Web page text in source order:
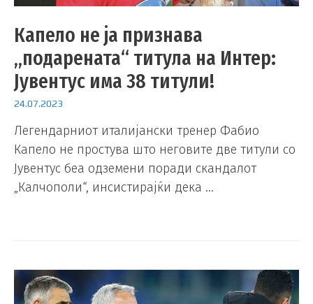
Капело не ја признава
„подарената“ титула на Интер:
Јувентус има 38 титули!
24.07.2023
Легендарниот италијански тренер Фабио
Капело не простува што неговите две титули со
Јувентус беа одземени поради скандалот
„Калчополи“, инсистирајќи дека …